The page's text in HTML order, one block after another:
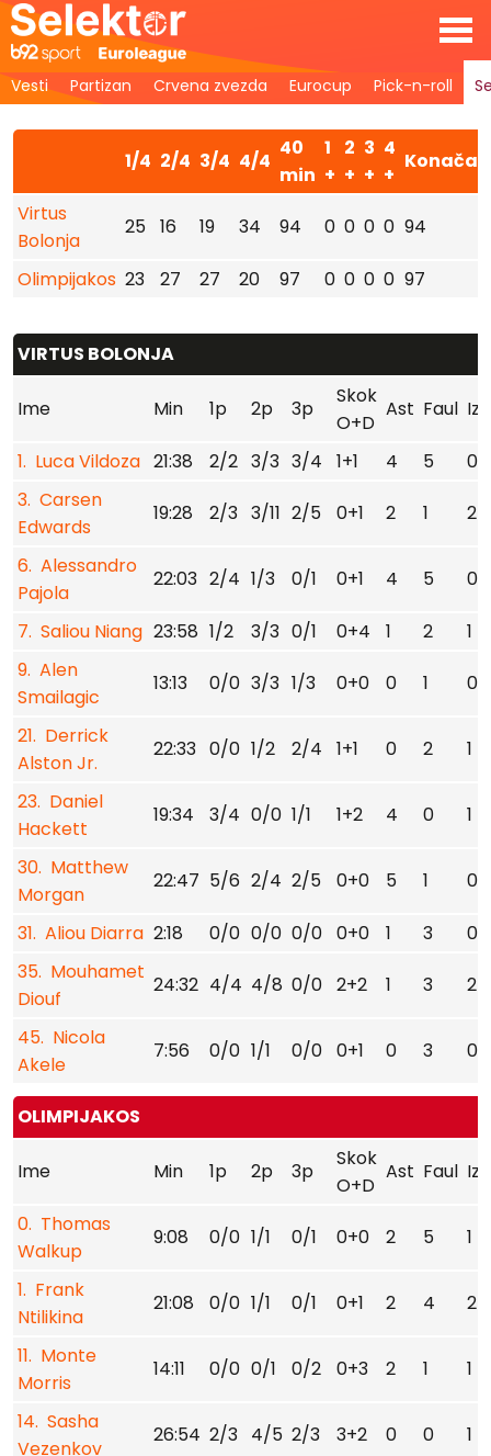
Vesti Partizan Crvena zvezda Eurocup Pick-n-roll
1/4 2/4 3/4 4/4
40
min
1
+
2
+
3
+
4
+
Konačan
Virtus
Bolonja
25 16 19 34 94 0 0 0 0 94
Olimpijakos 23 27 27 20 97 0 0 0 0 97
VIRTUS BOLONJA
Ime Min 1p 2p 3p
Skok
O+D
Ast Faul Izg
1. Luca Vildoza 21:38 2/2 3/3 3/4 1+1 4 5
0
3. Carsen
Edwards
19:28 2/3 3/11 2/5 0+1 2 1 2
6. Alessandro
Pajola
22:03 2/4 1/3 0/1 0+1 4 5 0
7. Saliou Niang 23:58 1/2 3/3 0/1 0+4 1 2
1
9. Alen
Smailagic
13:13 0/0 3/3 1/3 0+0 0 1 0
21. Derrick
Alston Jr.
22:33 0/0 1/2 2/4 1+1 0 2 1
23. Daniel
Hackett
19:34 3/4 0/0 1/1 1+2 4 0 1
30. Matthew
Morgan
22:47 5/6 2/4 2/5 0+0 5 1 0
31. Aliou Diarra 2:18 0/0 0/0 0/0 0+0 1 3
0
35. Mouhamet
Diouf
24:32 4/4 4/8 0/0 2+2 1 3 2
45. Nicola
Akele
7:56 0/0 1/1 0/0 0+1 0 3 0
OLIMPIJAKOS
Ime Min 1p 2p 3p
Skok
O+D
Ast Faul Izg
0. Thomas
Walkup
9:08 0/0 1/1 0/1 0+0 2 5 1
1. Frank
Ntilikina
21:08 0/0 1/1 0/1 0+1 2 4 2
11. Monte
Morris
14:11 0/0 0/1 0/2 0+3 2 1 1
14. Sasha
Vezenkov
26:54 2/3 4/5 2/3 3+2 0 0 1